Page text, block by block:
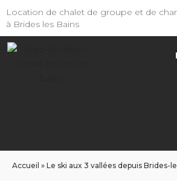
Location de chalet de groupe et de
à Brides les Bains
Accueil » Le ski aux 3 vallées depuis Brides-